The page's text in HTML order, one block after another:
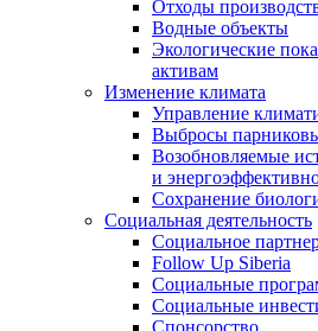
Отходы
Водные объекты
Экологические
активам
Изменение климата
Управление
Выбросы
Возобновляемые
и
Сохранение
Социальная деятельность
Социальное
Follow Up Siberia
Социальные
Социальные
Спонсорство